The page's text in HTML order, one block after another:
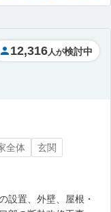
12,316 人が検討中
全体
玄関
設置、外壁、屋根・